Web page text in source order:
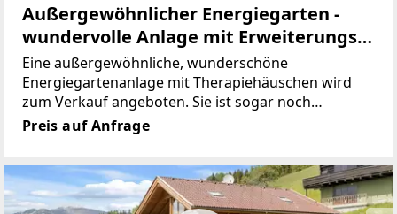
Außergewöhnlicher Energiegarten -
wundervolle Anlage mit Erweiterungs-
und Umwidmungsmöglichkeit in
Bauland
Eine außergewöhnliche, wunderschöne
Energiegartenanlage mit Therapiehäuschen wird
zum Verkauf angeboten. Sie ist sogar noch
erweiterbar auf fast einen Hektar Grundfläche,
durch die Aufnahme ins örtliche
Preis auf Anfrage